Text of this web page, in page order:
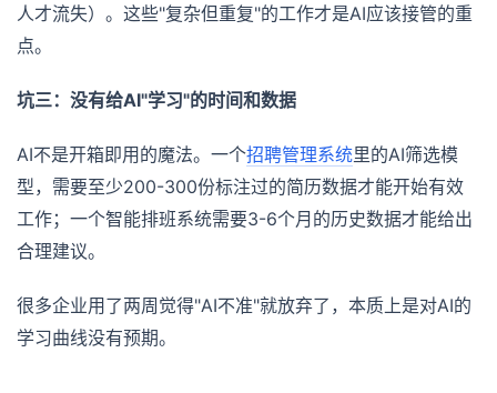
人才流失）。这些"复杂但重复"的工作才是AI应该接管的重
点。
坑三：没有给AI"学习"的时间和数据
AI不是开箱即用的魔法。一个招聘管理系统里的AI筛选模
型，需要至少200-300份标注过的简历数据才能开始有效
工作；一个智能排班系统需要3-6个月的历史数据才能给出
合理建议。
很多企业用了两周觉得"AI不准"就放弃了，本质上是对AI的
学习曲线没有预期。